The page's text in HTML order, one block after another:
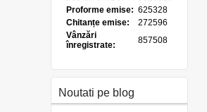
Noutati pe blog